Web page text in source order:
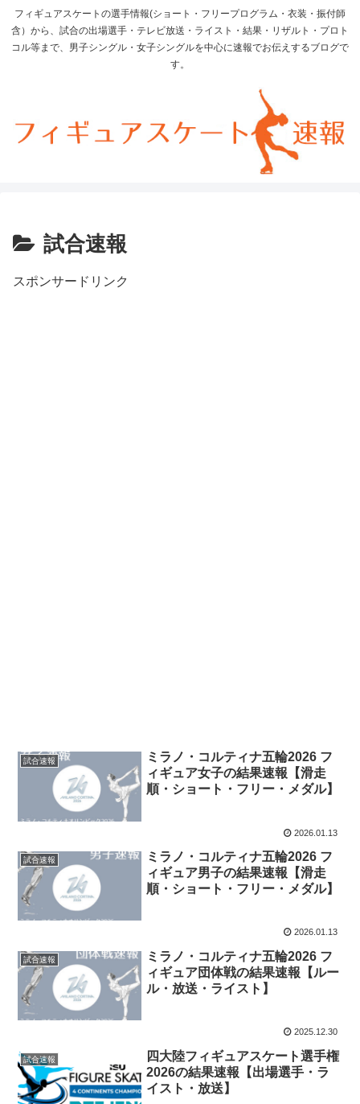
フィギュアスケートの選手情報(ショート・フリープログラム・衣装・振付師
含）から、試合の出場選手・テレビ放送・ライスト・結果・リザルト・プロト
コル等まで、男子シングル・女子シングルを中心に速報でお伝えするブログで
す。
試合速報
スポンサードリンク
試合速報
ミラノ・コルティナ五輪2026 フ
ィギュア女子の結果速報【滑走
順・ショート・フリー・メダル】
2026.01.13
試合速報
ミラノ・コルティナ五輪2026 フ
ィギュア男子の結果速報【滑走
順・ショート・フリー・メダル】
2026.01.13
試合速報
ミラノ・コルティナ五輪2026 フ
ィギュア団体戦の結果速報【ルー
ル・放送・ライスト】
2025.12.30
試合速報
四大陸フィギュアスケート選手権
2026の結果速報【出場選手・ラ
イスト・放送】